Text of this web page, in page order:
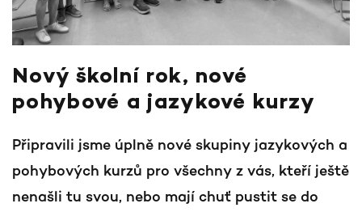
Nový školní rok, nové
pohybové a jazykové kurzy
Připravili jsme úplně nové skupiny jazykových a
pohybových kurzů pro všechny z vás, kteří ještě
nenašli tu svou, nebo mají chuť pustit se do